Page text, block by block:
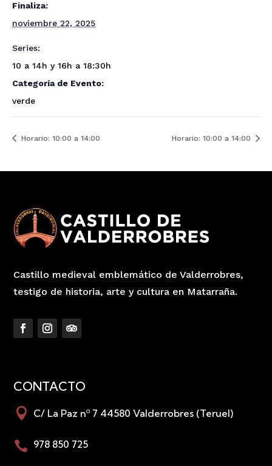
Finaliza:
noviembre 22, 2025
Series:
10 a 14h y 16h a 18:30h
Categoría de Evento:
verde
Horario: 10:00 a 14:00 Horario: 10:00 a 14:00
Castillo medieval emblemático de Valderrobres,
testigo de historia, arte y cultura en Matarraña.
CONTACTO
 C/ La Paz nº 7 44580 Valderrobres (Teruel)
 978 850 725